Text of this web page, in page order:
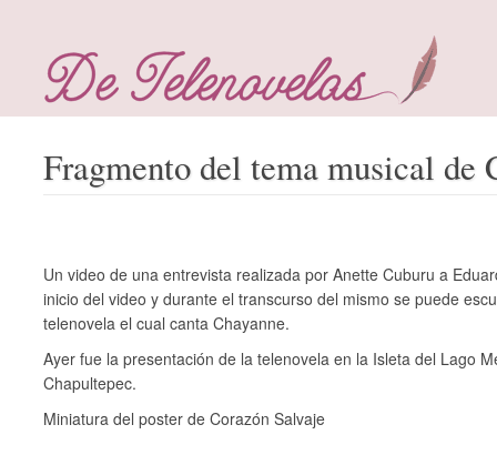
Fragmento del tema musical de
Un video de una entrevista realizada por Anette Cuburu a
inicio del video y durante el transcurso del mismo se puede
telenovela el cual canta Chayanne.
Ayer fue la presentación de la telenovela en la Isleta del Lago
Chapultepec.
Miniatura del poster de Corazón Salvaje